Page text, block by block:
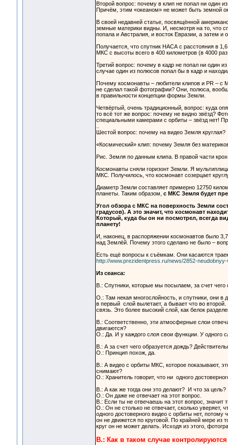
Второй вопрос: почему в клип не попал ни один
Причём, этим «океаном» не может быть земной
В своей недавней статье, посвящённой
земные материки видны. И, несмотря на то, что
попала и Австралия, и восток Евразии, а затем и
Получается, что спутник НАСА с расстояния в
МКС с высоты всего в 400 километров (в 4000
Третий вопрос: почему в кадр не попал ни один
случае один из полюсов попал бы в кадр и
Почему космонавты – любители клипов и PR – с
не сделал такой фотографии? Они, полюса,
в правильности концепции формы Земли.
Четвёртый, очень традиционный, вопрос: куда
то всё тот же вопрос: почему не видно звёзд?
специальными камерами с орбиты – звёзд нет!
Шестой вопрос: почему на видео Земля круглая?
«Космический» клип: почему Земля без
Рис. Земля по данным клипа. В правой части
Космонавты сняли горизонт Земли. Я
МКС. Получилось, что космонавт созерцает
Диаметр Земли составляет примерно 12750
планеты. Таким образом, с МКС Земля будет
Угол обзора с МКС на поверхность Земли
градусов). А это значит, что космонавт
Который, куда бы он ни посмотрел, всегда
планету!
И, наконец, в распоряжении космонавтов было
над Землёй. Почему этого сделано не было –
Есть ещё вопросы к съёмкам. Они касаются
http://www.prezidentpress.ru/news/2852-
Из сеанса:
В.: Спутники, которые мы посылаем, за счет чего
О.: Там некая многослойность, и спутники, они в
в первый слой вылетает, а бывает что во
связь. Это более высокий слой, как белок
В.: Соответственно, эти атмосферные слои
двигаются?
О.: Да. И у каждого слоя свои функции. У одного
В.: А за счет чего образуется дождь?
О.: Принцип похож, да.
В.: А видео с орбиты МКС, которое показывают,
снимают?
О.: Хранитель говорит, что ни одного
В.: А как же тогда они это делают? И что за цель?
О.: Он даже не отвечает на этот вопрос.
В.: Если ты не отвечаешь на этот вопрос, значит
О.: Он не столько не отвечает, сколько уверяет,
одного достоверного видео с орбиты нет, потому
он не движется по круговой. По крайней мере из
круг он не может делать. Исходя из этого,
В.: Как в таком случае